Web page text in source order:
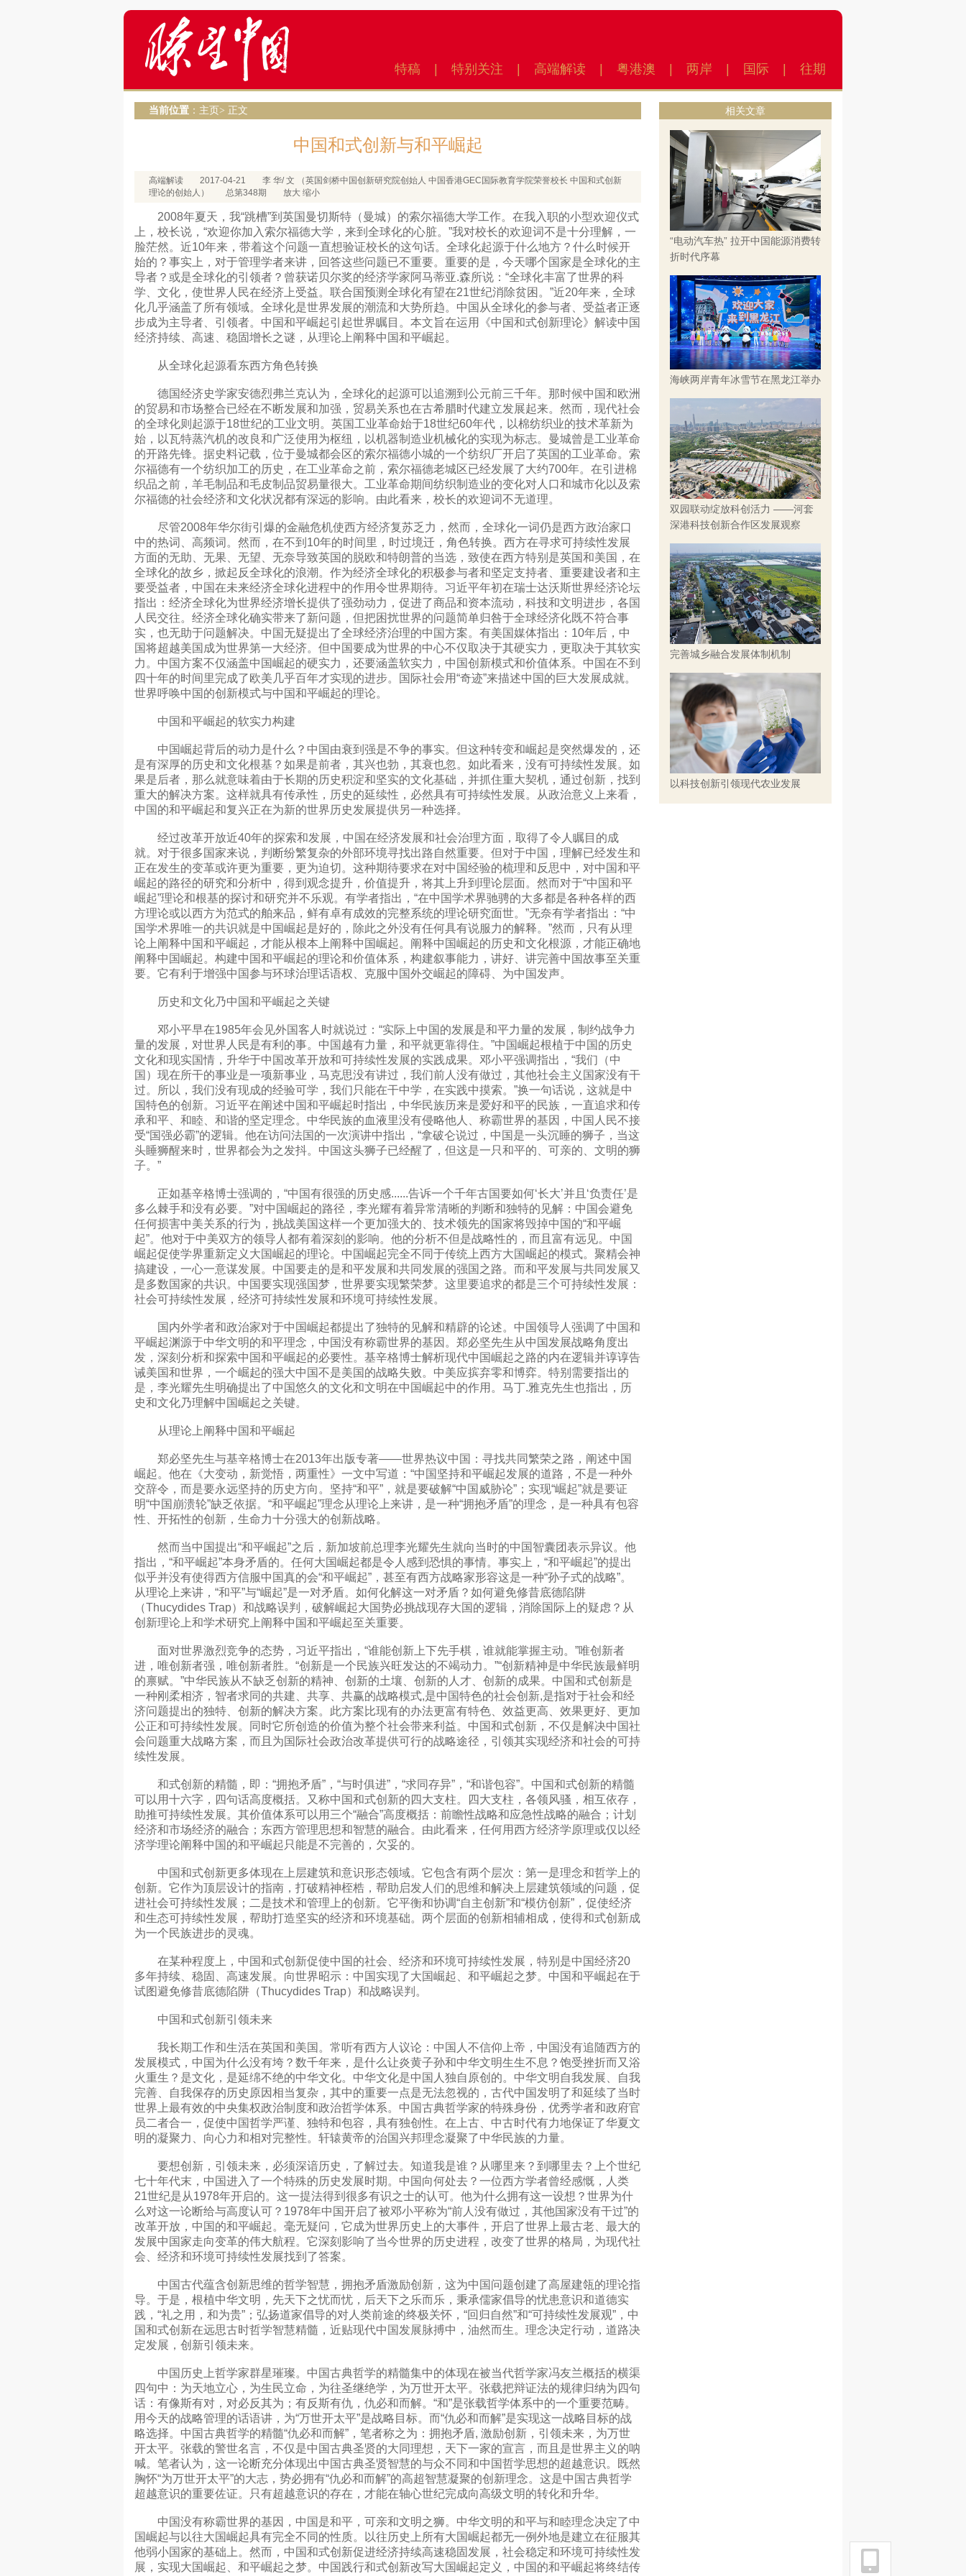
特稿 特别关注 高端解读 粤港澳 两岸 国际 往期
当前位置 ： 主页 > 正文
中国和式创新与和平崛起
高端解读 2017-04-21
李 华/ 文 （英国剑桥中国创新研究院创始人 中国香港GEC国际教育学院荣誉校长 中国和式创新
理论的创始人）
总第348期 放大 缩小
2008年夏天，我“跳槽”到英国曼切斯特（曼城）的索尔福德大学工作。在我入职的小型欢迎仪式
上，校长说，“欢迎你加入索尔福德大学，来到全球化的心脏。”我对校长的欢迎词不是十分理解，一
脸茫然。近10年来，带着这个问题一直想验证校长的这句话。全球化起源于什么地方？什么时候开
始的？事实上，对于管理学者来讲，回答这些问题已不重要。重要的是，今天哪个国家是全球化的主
导者？或是全球化的引领者？曾获诺贝尔奖的经济学家阿马蒂亚.森所说：“全球化丰富了世界的科
学、文化，使世界人民在经济上受益。联合国预测全球化有望在21世纪消除贫困。”近20年来，全球
化几乎涵盖了所有领域。全球化是世界发展的潮流和大势所趋。中国从全球化的参与者、受益者正逐
步成为主导者、引领者。中国和平崛起引起世界瞩目。本文旨在运用《中国和式创新理论》解读中国
经济持续、高速、稳固增长之谜，从理论上阐释中国和平崛起。
从全球化起源看东西方角色转换
德国经济史学家安德烈弗兰克认为，全球化的起源可以追溯到公元前三千年。那时候中国和欧洲
的贸易和市场整合已经在不断发展和加强，贸易关系也在古希腊时代建立发展起来。然而，现代社会
的全球化则起源于18世纪的工业文明。英国工业革命始于18世纪60年代，以棉纺织业的技术革新为
始，以瓦特蒸汽机的改良和广泛使用为枢纽，以机器制造业机械化的实现为标志。曼城曾是工业革命
的开路先锋。据史料记载，位于曼城都会区的索尔福德小城的一个纺织厂开启了英国的工业革命。索
尔福德有一个纺织加工的历史，在工业革命之前，索尔福德老城区已经发展了大约700年。在引进棉
织品之前，羊毛制品和毛皮制品贸易量很大。工业革命期间纺织制造业的变化对人口和城市化以及索
尔福德的社会经济和文化状况都有深远的影响。由此看来，校长的欢迎词不无道理。
尽管2008年华尔街引爆的金融危机使西方经济复苏乏力，然而，全球化一词仍是西方政治家口
中的热词、高频词。然而，在不到10年的时间里，时过境迁，角色转换。西方在寻求可持续性发展
方面的无助、无果、无望、无奈导致英国的脱欧和特朗普的当选，致使在西方特别是英国和美国，在
全球化的故乡，掀起反全球化的浪潮。作为经济全球化的积极参与者和坚定支持者、重要建设者和主
要受益者，中国在未来经济全球化进程中的作用令世界期待。习近平年初在瑞士达沃斯世界经济论坛
指出：经济全球化为世界经济增长提供了强劲动力，促进了商品和资本流动，科技和文明进步，各国
人民交往。经济全球化确实带来了新问题，但把困扰世界的问题简单归咎于全球经济化既不符合事
实，也无助于问题解决。中国无疑提出了全球经济治理的中国方案。有美国媒体指出：10年后，中
国将超越美国成为世界第一大经济。但中国要成为世界的中心不仅取决于其硬实力，更取决于其软实
力。中国方案不仅涵盖中国崛起的硬实力，还要涵盖软实力，中国创新模式和价值体系。中国在不到
四十年的时间里完成了欧美几乎百年才实现的进步。国际社会用“奇迹”来描述中国的巨大发展成就。
世界呼唤中国的创新模式与中国和平崛起的理论。
中国和平崛起的软实力构建
中国崛起背后的动力是什么？中国由衰到强是不争的事实。但这种转变和崛起是突然爆发的，还
是有深厚的历史和文化根基？如果是前者，其兴也勃，其衰也忽。如此看来，没有可持续性发展。如
果是后者，那么就意味着由于长期的历史积淀和坚实的文化基础，并抓住重大契机，通过创新，找到
重大的解决方案。这样就具有传承性，历史的延续性，必然具有可持续性发展。从政治意义上来看，
中国的和平崛起和复兴正在为新的世界历史发展提供另一种选择。
经过改革开放近40年的探索和发展，中国在经济发展和社会治理方面，取得了令人瞩目的成
就。对于很多国家来说，判断纷繁复杂的外部环境寻找出路自然重要。但对于中国，理解已经发生和
正在发生的变革或许更为重要，更为迫切。这种期待要求在对中国经验的梳理和反思中，对中国和平
崛起的路径的研究和分析中，得到观念提升，价值提升，将其上升到理论层面。然而对于“中国和平
崛起”理论和根基的探讨和研究并不乐观。有学者指出，“在中国学术界驰骋的大多都是各种各样的西
方理论或以西方为范式的舶来品，鲜有卓有成效的完整系统的理论研究面世。”无奈有学者指出：“中
国学术界唯一的共识就是中国崛起是好的，除此之外没有任何具有说服力的解释。”然而，只有从理
论上阐释中国和平崛起，才能从根本上阐释中国崛起。阐释中国崛起的历史和文化根源，才能正确地
阐释中国崛起。构建中国和平崛起的理论和价值体系，构建叙事能力，讲好、讲完善中国故事至关重
要。它有利于增强中国参与环球治理话语权、克服中国外交崛起的障碍、为中国发声。
历史和文化乃中国和平崛起之关键
邓小平早在1985年会见外国客人时就说过：“实际上中国的发展是和平力量的发展，制约战争力
量的发展，对世界人民是有利的事。中国越有力量，和平就更靠得住。”中国崛起根植于中国的历史
文化和现实国情，升华于中国改革开放和可持续性发展的实践成果。邓小平强调指出，“我们（中
国）现在所干的事业是一项新事业，马克思没有讲过，我们前人没有做过，其他社会主义国家没有干
过。所以，我们没有现成的经验可学，我们只能在干中学，在实践中摸索。”换一句话说，这就是中
国特色的创新。习近平在阐述中国和平崛起时指出，中华民族历来是爱好和平的民族，一直追求和传
承和平、和睦、和谐的坚定理念。中华民族的血液里没有侵略他人、称霸世界的基因，中国人民不接
受“国强必霸”的逻辑。他在访问法国的一次演讲中指出，“拿破仑说过，中国是一头沉睡的狮子，当这
头睡狮醒来时，世界都会为之发抖。中国这头狮子已经醒了，但这是一只和平的、可亲的、文明的狮
子。”
正如基辛格博士强调的，“中国有很强的历史感......告诉一个千年古国要如何‘长大’并且‘负责任’是
多么棘手和没有必要。”对中国崛起的路径，李光耀有着异常清晰的判断和独特的见解：中国会避免
任何损害中美关系的行为，挑战美国这样一个更加强大的、技术领先的国家将毁掉中国的“和平崛
起”。他对于中美双方的领导人都有着深刻的影响。他的分析不但是战略性的，而且富有远见。中国
崛起促使学界重新定义大国崛起的理论。中国崛起完全不同于传统上西方大国崛起的模式。聚精会神
搞建设，一心一意谋发展。中国要走的是和平发展和共同发展的强国之路。而和平发展与共同发展又
是多数国家的共识。中国要实现强国梦，世界要实现繁荣梦。这里要追求的都是三个可持续性发展：
社会可持续性发展，经济可持续性发展和环境可持续性发展。
国内外学者和政治家对于中国崛起都提出了独特的见解和精辟的论述。中国领导人强调了中国和
平崛起渊源于中华文明的和平理念，中国没有称霸世界的基因。郑必坚先生从中国发展战略角度出
发，深刻分析和探索中国和平崛起的必要性。基辛格博士解析现代中国崛起之路的内在逻辑并谆谆告
诫美国和世界，一个崛起的强大中国不是美国的战略失败。中美应摈弃零和博弈。特别需要指出的
是，李光耀先生明确提出了中国悠久的文化和文明在中国崛起中的作用。马丁.雅克先生也指出，历
史和文化乃理解中国崛起之关键。
从理论上阐释中国和平崛起
郑必坚先生与基辛格博士在2013年出版专著——世界热议中国：寻找共同繁荣之路，阐述中国
崛起。他在《大变动，新觉悟，两重性》一文中写道：“中国坚持和平崛起发展的道路，不是一种外
交辞令，而是要永远坚持的历史方向。坚持“和平”，就是要破解“中国威胁论”；实现“崛起”就是要证
明“中国崩溃轮”缺乏依据。“和平崛起”理念从理论上来讲，是一种“拥抱矛盾”的理念，是一种具有包容
性、开拓性的创新，生命力十分强大的创新战略。
然而当中国提出“和平崛起”之后，新加坡前总理李光耀先生就向当时的中国智囊团表示异议。他
指出，“和平崛起”本身矛盾的。任何大国崛起都是令人感到恐惧的事情。事实上，“和平崛起”的提出
似乎并没有使得西方信服中国真的会“和平崛起”，甚至有西方战略家形容这是一种“孙子式的战略”。
从理论上来讲，“和平”与“崛起”是一对矛盾。如何化解这一对矛盾？如何避免修昔底德陷阱
（Thucydides Trap）和战略误判，破解崛起大国势必挑战现存大国的逻辑，消除国际上的疑虑？从
创新理论上和学术研究上阐释中国和平崛起至关重要。
面对世界激烈竞争的态势，习近平指出，“谁能创新上下先手棋，谁就能掌握主动。”唯创新者
进，唯创新者强，唯创新者胜。“创新是一个民族兴旺发达的不竭动力。”“创新精神是中华民族最鲜明
的禀赋。”中华民族从不缺乏创新的精神、创新的土壤、创新的人才、创新的成果。中国和式创新是
一种刚柔相济，智者求同的共建、共享、共赢的战略模式,是中国特色的社会创新,是指对于社会和经
济问题提出的独特、创新的解决方案。此方案比现有的办法更富有特色、效益更高、效果更好、更加
公正和可持续性发展。同时它所创造的价值为整个社会带来利益。中国和式创新，不仅是解决中国社
会问题重大战略方案，而且为国际社会政治改革提供可行的战略途径，引领其实现经济和社会的可持
续性发展。
和式创新的精髓，即：“拥抱矛盾”，“与时俱进”，“求同存异”，“和谐包容”。中国和式创新的精髓
可以用十六字，四句话高度概括。又称中国和式创新的四大支柱。四大支柱，各领风骚，相互依存，
助推可持续性发展。其价值体系可以用三个“融合”高度概括：前瞻性战略和应急性战略的融合；计划
经济和市场经济的融合；东西方管理思想和智慧的融合。由此看来，任何用西方经济学原理或仅以经
济学理论阐释中国的和平崛起只能是不完善的，欠妥的。
中国和式创新更多体现在上层建筑和意识形态领域。它包含有两个层次：第一是理念和哲学上的
创新。它作为顶层设计的指南，打破精神桎梏，帮助启发人们的思维和解决上层建筑领域的问题，促
进社会可持续性发展；二是技术和管理上的创新。它平衡和协调“自主创新”和“模仿创新”，促使经济
和生态可持续性发展，帮助打造坚实的经济和环境基础。两个层面的创新相辅相成，使得和式创新成
为一个民族进步的灵魂。
在某种程度上，中国和式创新促使中国的社会、经济和环境可持续性发展，特别是中国经济20
多年持续、稳固、高速发展。向世界昭示：中国实现了大国崛起、和平崛起之梦。中国和平崛起在于
试图避免修昔底德陷阱（Thucydides Trap）和战略误判。
中国和式创新引领未来
我长期工作和生活在英国和美国。常听有西方人议论：中国人不信仰上帝，中国没有追随西方的
发展模式，中国为什么没有垮？数千年来，是什么让炎黄子孙和中华文明生生不息？饱受挫折而又浴
火重生？是文化，是延绵不绝的中华文化。中华文化是中国人独自原创的。中华文明自我发展、自我
完善、自我保存的历史原因相当复杂，其中的重要一点是无法忽视的，古代中国发明了和延续了当时
世界上最有效的中央集权政治制度和政治哲学体系。中国古典哲学家的特殊身份，优秀学者和政府官
员二者合一，促使中国哲学严谨、独特和包容，具有独创性。在上古、中古时代有力地保证了华夏文
明的凝聚力、向心力和相对完整性。轩辕黄帝的治国兴邦理念凝聚了中华民族的力量。
要想创新，引领未来，必须深谙历史，了解过去。知道我是谁？从哪里来？到哪里去？上个世纪
七十年代末，中国进入了一个特殊的历史发展时期。中国向何处去？一位西方学者曾经感慨，人类
21世纪是从1978年开启的。这一提法得到很多有识之士的认可。他为什么拥有这一设想？世界为什
么对这一论断给与高度认可？1978年中国开启了被邓小平称为“前人没有做过，其他国家没有干过”的
改革开放，中国的和平崛起。毫无疑问，它成为世界历史上的大事件，开启了世界上最古老、最大的
发展中国家走向变革的伟大航程。它深刻影响了当今世界的历史进程，改变了世界的格局，为现代社
会、经济和环境可持续性发展找到了答案。
中国古代蕴含创新思维的哲学智慧，拥抱矛盾激励创新，这为中国问题创建了高屋建瓴的理论指
导。于是，根植中华文明，先天下之忧而忧，后天下之乐而乐，秉承儒家倡导的忧患意识和道德实
践，“礼之用，和为贵”；弘扬道家倡导的对人类前途的终极关怀，“回归自然”和“可持续性发展观”，中
国和式创新在远思古时哲学智慧精髓，近贴现代中国发展脉搏中，油然而生。理念决定行动，道路决
定发展，创新引领未来。
中国历史上哲学家群星璀璨。中国古典哲学的精髓集中的体现在被当代哲学家冯友兰概括的横渠
四句中：为天地立心，为生民立命，为往圣继绝学，为万世开太平。张载把辩证法的规律归纳为四句
话：有像斯有对，对必反其为；有反斯有仇，仇必和而解。“和”是张载哲学体系中的一个重要范畴。
用今天的战略管理的话语讲，为“万世开太平”是战略目标。而“仇必和而解”是实现这一战略目标的战
略选择。中国古典哲学的精髓“仇必和而解”，笔者称之为：拥抱矛盾, 激励创新，引领未来，为万世
开太平。张载的警世名言，不仅是中国古典圣贤的大同理想，天下一家的宣言，而且是世界主义的呐
喊。笔者认为，这一论断充分体现出中国古典圣贤智慧的与众不同和中国哲学思想的超越意识。既然
胸怀“为万世开太平”的大志，势必拥有“仇必和而解”的高超智慧凝聚的创新理念。这是中国古典哲学
超越意识的重要佐证。只有超越意识的存在，才能在轴心世纪完成向高级文明的转化和升华。
中国没有称霸世界的基因，中国是和平，可亲和文明之狮。中华文明的和平与和睦理念决定了中
国崛起与以往大国崛起具有完全不同的性质。以往历史上所有大国崛起都无一例外地是建立在征服其
他弱小国家的基础上。然而，中国和式创新促进经济持续高速稳固发展，社会稳定和环境可持续性发
展，实现大国崛起、和平崛起之梦。中国践行和式创新改写大国崛起定义，中国的和平崛起将终结传
相关文章
“电动汽车热” 拉开中国能源消费转
折时代序幕
海峡两岸青年冰雪节在黑龙江举办
双园联动绽放科创活力 ——河套
深港科技创新合作区发展观察
完善城乡融合发展体制机制
以科技创新引领现代农业发展